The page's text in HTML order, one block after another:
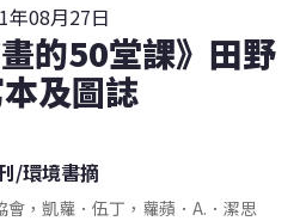
年08月27日
的50堂課》田野
及圖誌
/環境書摘
會，凱蘿．伍丁，蘿蘋．A.．潔思